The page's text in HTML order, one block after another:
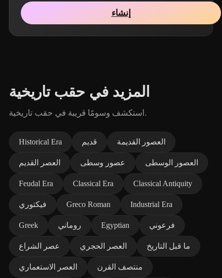
إنشاء
المزيد في حقب تاريخية
استكشف وسومًا قريبة في حقب تاريخية.
Historical Era قديم العصور القديمة
العصر القديم عصور وسطى العصور الوسطى
Feudal Era Classical Era Classical Antiquity
فيكتوري Greco Roman Industrial Era
Greek روماني Egyptian فرعوني
عصر الشراع العصر الحجري ما قبل التاريخ
العصر الاستعماري منتصف القرن